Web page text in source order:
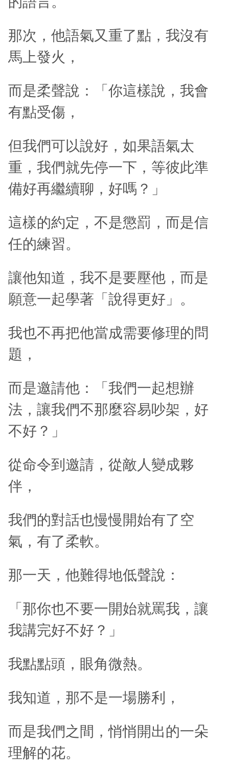
那次，他語氣又重了點，我沒有
馬上發火，
而是柔聲說：「你這樣說，我會
有點受傷，
但我們可以說好，如果語氣太
重，我們就先停一下，等彼此準
備好再繼續聊，好嗎？」
這樣的約定，不是懲罰，而是信
任的練習。
讓他知道，我不是要壓他，而是
願意一起學著「說得更好」。
我也不再把他當成需要修理的問
題，
而是邀請他：「我們一起想辦
法，讓我們不那麼容易吵架，好
不好？」
從命令到邀請，從敵人變成夥
伴，
我們的對話也慢慢開始有了空
氣，有了柔軟。
那一天，他難得地低聲說：
「那你也不要一開始就罵我，讓
我講完好不好？」
我點點頭，眼角微熱。
我知道，那不是一場勝利，
而是我們之間，悄悄開出的一朵
理解的花。